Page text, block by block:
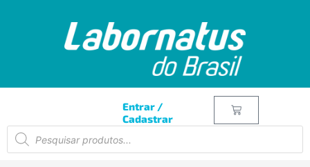
Entrar /
Cadastrar